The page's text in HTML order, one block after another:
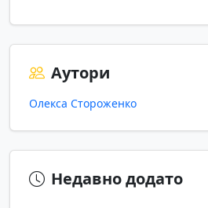
Аутори
Олекса Стороженко
Недавно додато